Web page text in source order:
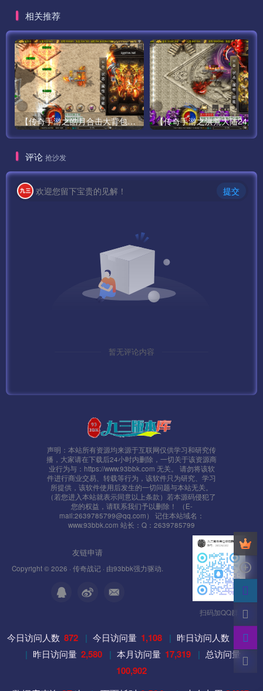
觉删除，若作商业用途，请到原网站购买，由于未及时购买
和付费发生的侵权行为，与本站无关。本站发布的内容若侵
犯到您的权益，请联系本站删除，我们将及时处理！
务端源码视频架设教程-新版
台-GM直冲网页后台-安卓苹
果IOS双端版本！
台-GM直冲网页后台-安卓苹
果IOS双端版本！
相关推荐
【传奇手游之皓月合击大背包-[白猪3.0]-免授权版】经典三职业复古特色战神引擎传奇手游-最新打包Win服务端源码视频架设教程-新版GM多功能网页授权物品后台-GM直冲网页后台-苹果IOS安卓双端版本！
评论 抢沙发
欢迎您留下宝贵的见解！ 提交
暂无评论内容
声明：本站所有资源均来源于互联网仅供学习和研究传
播，大家请在下载后24小时内删除，一切关于该资源商
业行为与：https://www.93bbk.com 无关。 请勿将该软
件进行商业交易、转载等行为，该软件只为研究、学习
所提供，该软件使用后发生的一切问题与本站无关。
（若您进入本站就表示同意以上条款）若本源码侵犯了
您的权益，请联系我们予以删除！ （E-
mail:2639785799@qq.com） 记住本站域名：
www.93bbk.com 站长：Q：2639785799
友链申请
Copyright © 2026 · 传奇战记 · 由93bbk强力驱动.
扫码加QQ群
今日访问人数 872 | 今日访问量 1,108 | 昨日访问人数 2,225
| 昨日访问量 2,580 | 本月访问量 17,319 | 总访问量
100,902